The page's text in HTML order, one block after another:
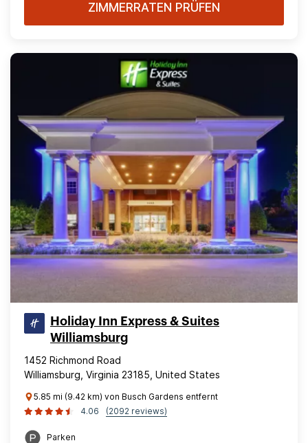
ZIMMERRATEN PRÜFEN
Holiday Inn Express & Suites
Williamsburg
1452 Richmond Road
Williamsburg, Virginia 23185, United States
5.85 mi (9.42 km) von Busch Gardens entfernt
4.06
(2092 reviews)
Parken